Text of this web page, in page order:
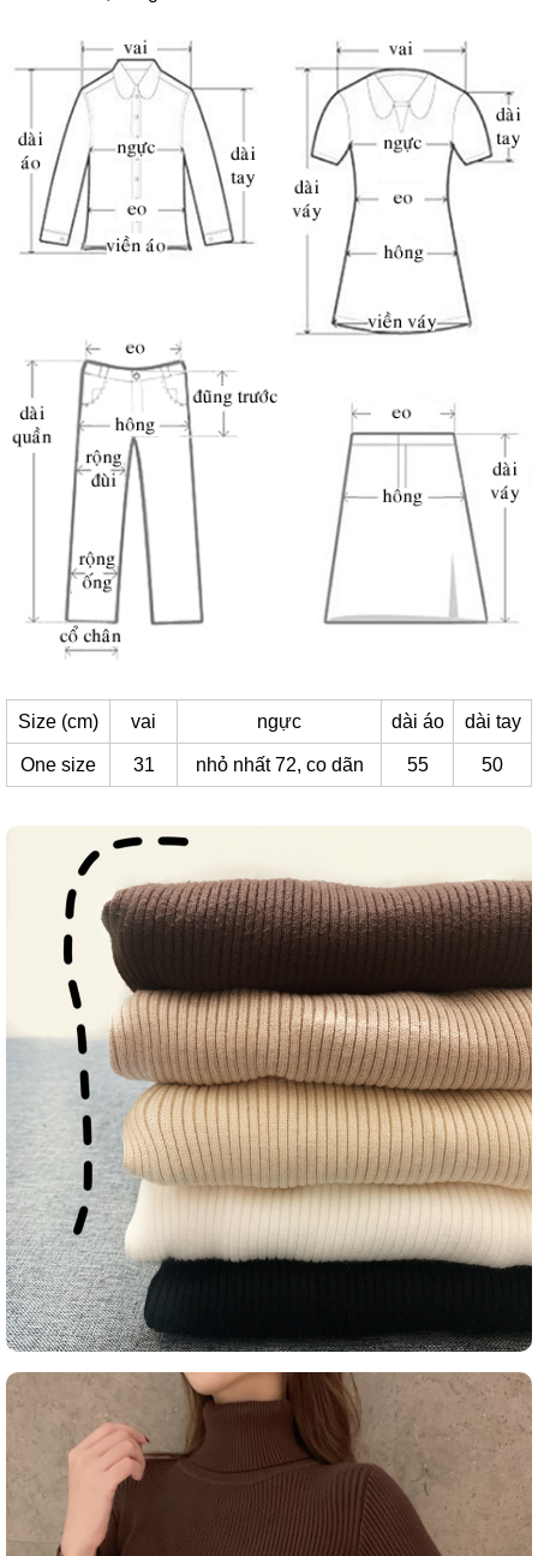
Size (cm) vai ngực dài áo dài tay
One size 31 nhỏ nhất 72, co dãn 55 50